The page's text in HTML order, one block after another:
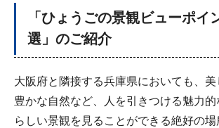
「ひょうごの景観ビューポイ
選」のご紹介
大阪府と隣接する兵庫県においても、
豊かな自然など、人を引きつける魅力
らしい景観を見ることができる絶好の場